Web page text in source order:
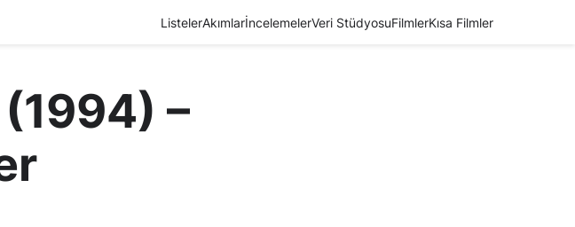
ListelerAkımlarİncelemelerVeri StüdyosuFilmlerKısa Filmler
–